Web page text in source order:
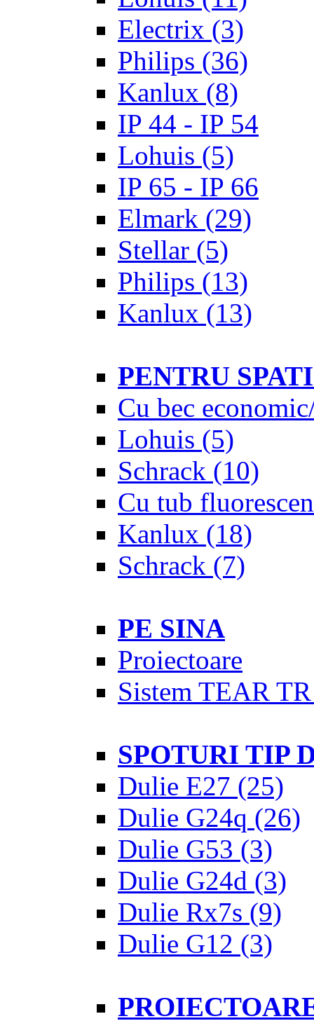
Electrix (3)
Philips (36)
Kanlux (8)
IP 44 - IP 54
Lohuis (5)
IP 65 - IP 66
Elmark (29)
Stellar (5)
Philips (13)
Kanlux (13)
PENTRU
Cu bec
Lohuis (5)
Schrack (10)
Cu tub
Kanlux (18)
Schrack (7)
PE SINA
Proiectoare
Sistem TEAR TR
SPOTURI TIP
Dulie E27 (25)
Dulie G24q (26)
Dulie G53 (3)
Dulie G24d (3)
Dulie Rx7s (9)
Dulie G12 (3)